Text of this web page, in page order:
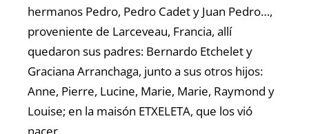
hermanos Pedro, Pedro Cadet y Juan Pedro…,
proveniente de Larceveau, Francia, allí
quedaron sus padres: Bernardo Etchelet y
Graciana Arranchaga, junto a sus otros hijos:
Anne, Pierre, Lucine, Marie, Marie, Raymond y
Louise; en la maisón ETXELETA, que los vió